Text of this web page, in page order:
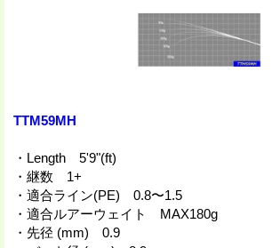
TTM59MH
・Length 5'9"(ft)
・継数 1+
・適合ライン(PE) 0.8〜1.5
・適合ルアーウェイト MAX180g
・先径 (mm) 0.9